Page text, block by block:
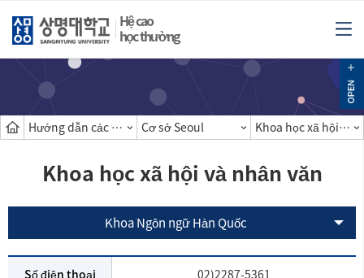
Hệ cao
học thường
Hướng dẫn các khoa Cơ sở Seoul Khoa học xã hội và nhân văn
Khoa học xã hội và nhân văn
Khoa Ngôn ngữ Hàn Quốc
Số điện thoại 02)2287-5361